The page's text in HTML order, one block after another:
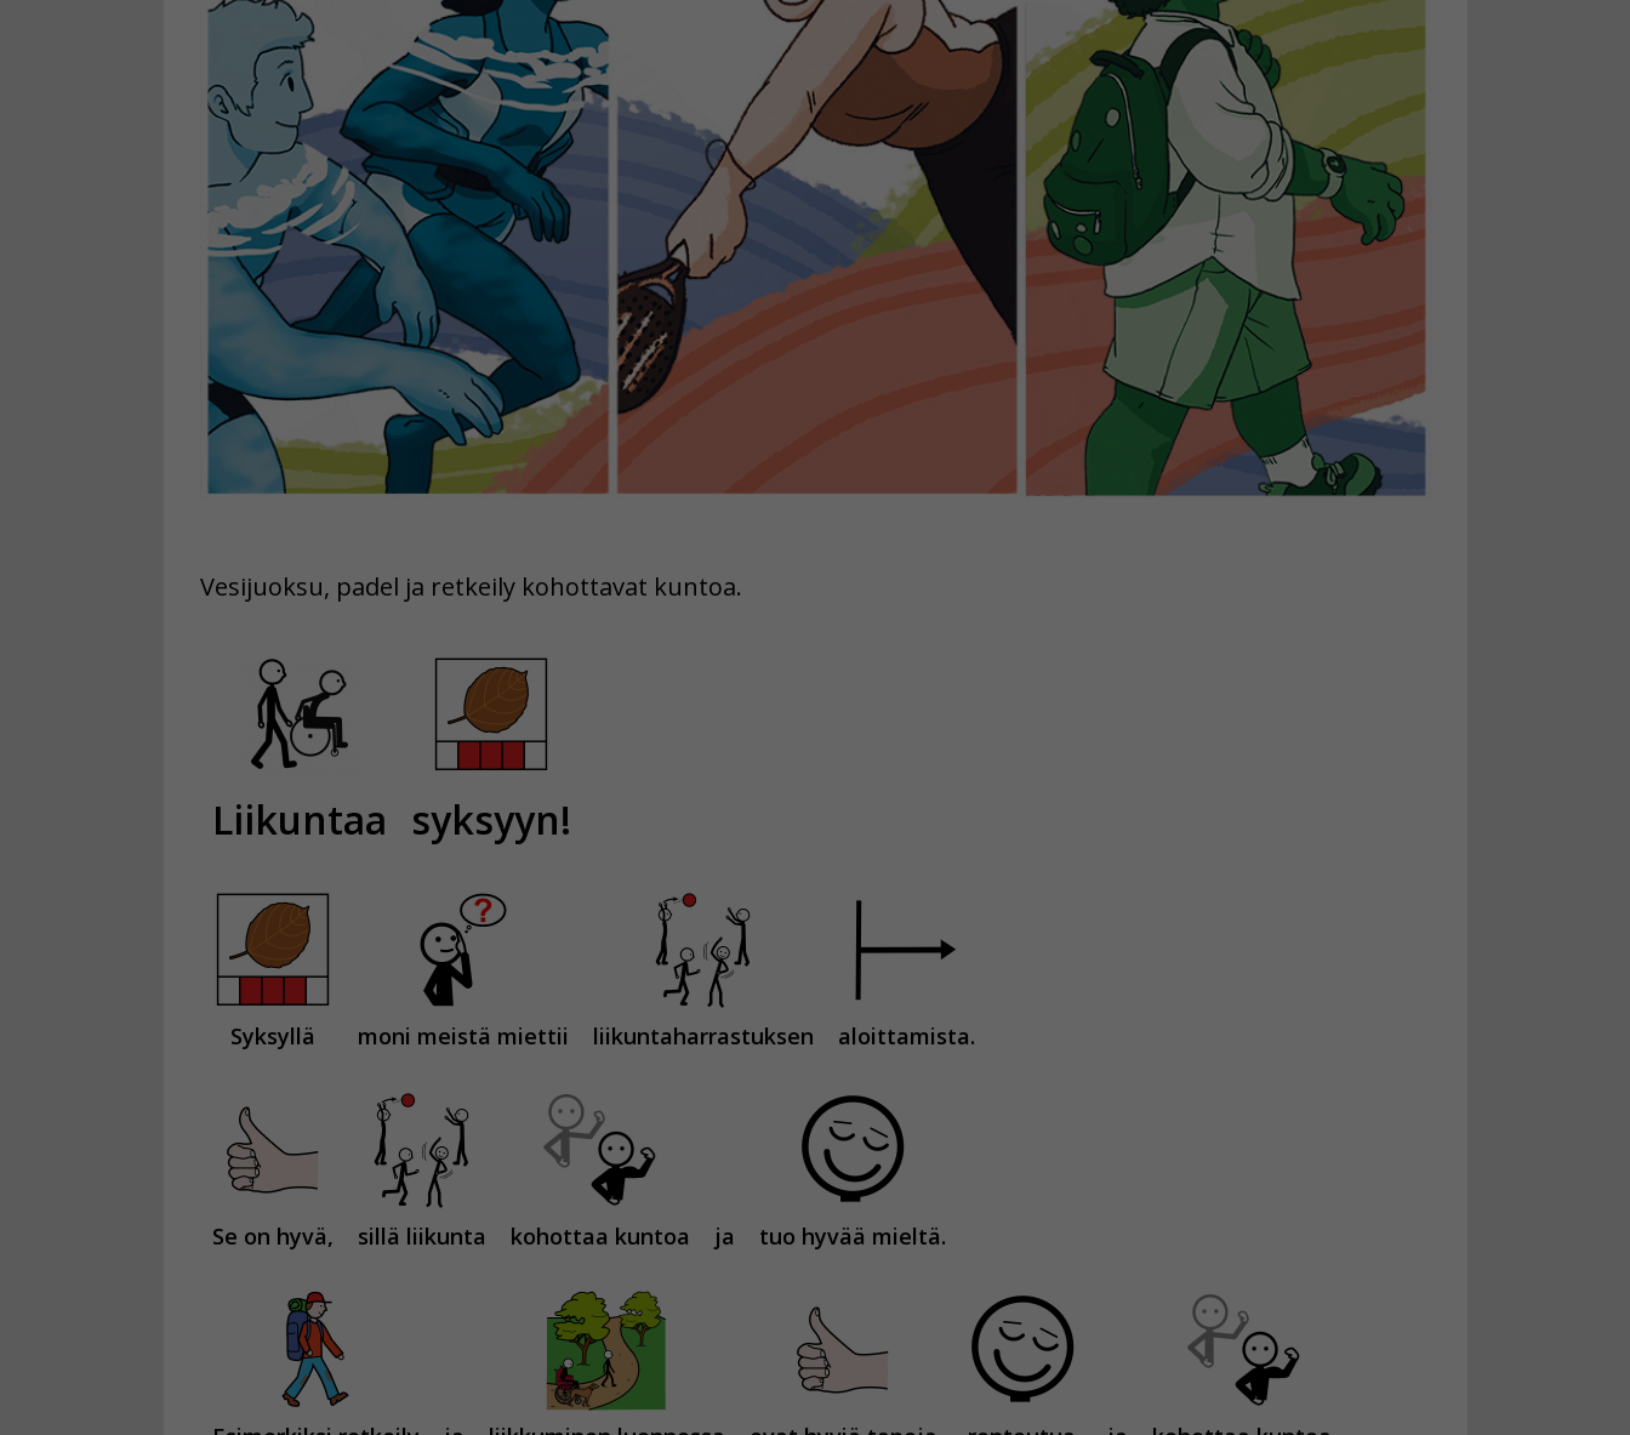
Liikuntaa syksyyn!
Vesijuoksu, padel ja retkeily kohottavat kuntoa.
Syksyllä moni meistä miettii liikuntaharrastuksen aloittamista.
Se on hyvä, sillä liikunta kohottaa kuntoa ja tuo hyvää mieltä.